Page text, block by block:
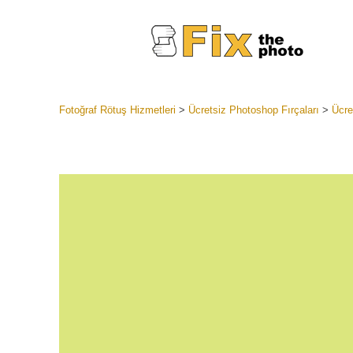
Fotoğraf Rötuş Hizmetleri > Ücretsiz Photoshop Fırçaları >